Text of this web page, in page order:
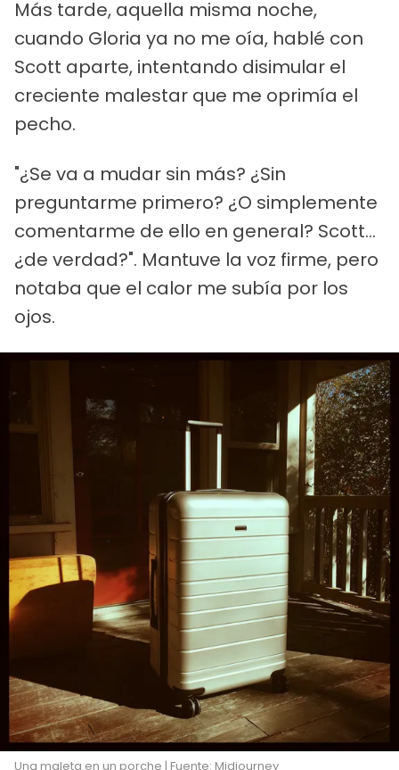
Más tarde, aquella misma noche,
cuando Gloria ya no me oía, hablé con
Scott aparte, intentando disimular el
creciente malestar que me oprimía el
pecho.
"¿Se va a mudar sin más? ¿Sin
preguntarme primero? ¿O simplemente
comentarme de ello en general? Scott...
¿de verdad?". Mantuve la voz firme, pero
notaba que el calor me subía por los
ojos.
Una maleta en un porche | Fuente: Midjourney